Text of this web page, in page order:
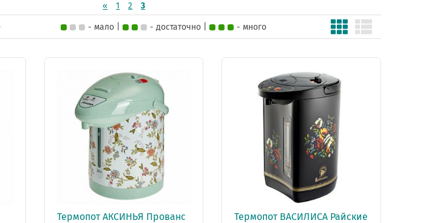
« 1 2 3
- мало | - достаточно | - много
Термопот АКСИНЬЯ Прованс
Термопот ВАСИЛИСА Райские